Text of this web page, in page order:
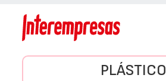
PLÁSTICO